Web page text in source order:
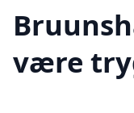
være